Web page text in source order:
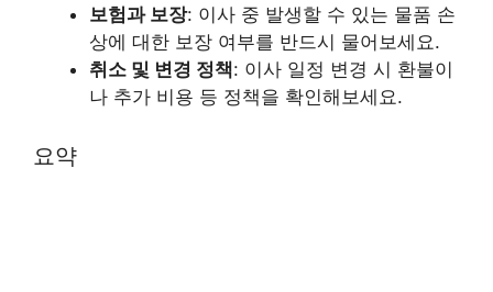
보험과 보장: 이사 중 발생할 수 있는 물품 손
상에 대한 보장 여부를 반드시 물어보세요.
취소 및 변경 정책: 이사 일정 변경 시 환불이
나 추가 비용 등 정책을 확인해보세요.
요약